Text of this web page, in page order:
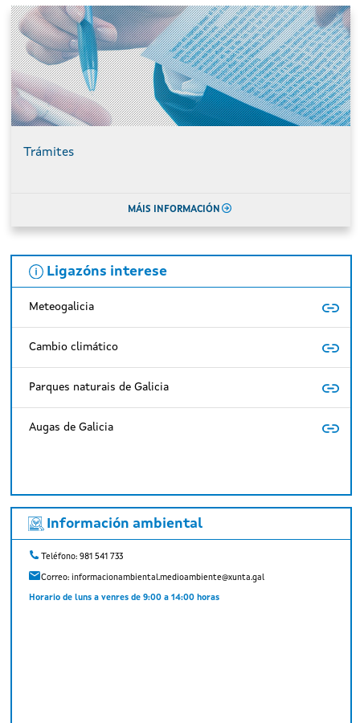
Trámites
MÁIS INFORMACIÓN
Ligazóns interese
Meteogalicia
Cambio climático
Parques naturais de Galicia
Augas de Galicia
Información ambiental
Teléfono: 981 541 733
Correo:informacionambiental.medioambiente@xunta.gal
Horario de luns a venres de 9:00 a 14:00 horas